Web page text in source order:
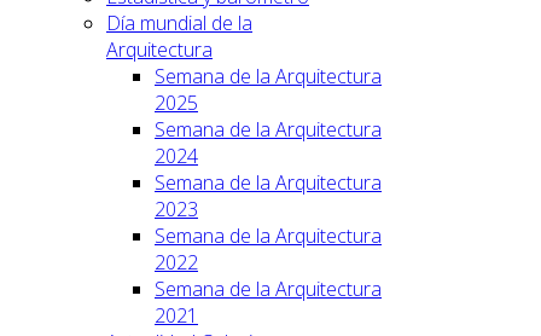
Día mundial de la
Arquitectura
Semana de la Arquitectura
2025
Semana de la Arquitectura
2024
Semana de la Arquitectura
2023
Semana de la Arquitectura
2022
Semana de la Arquitectura
2021